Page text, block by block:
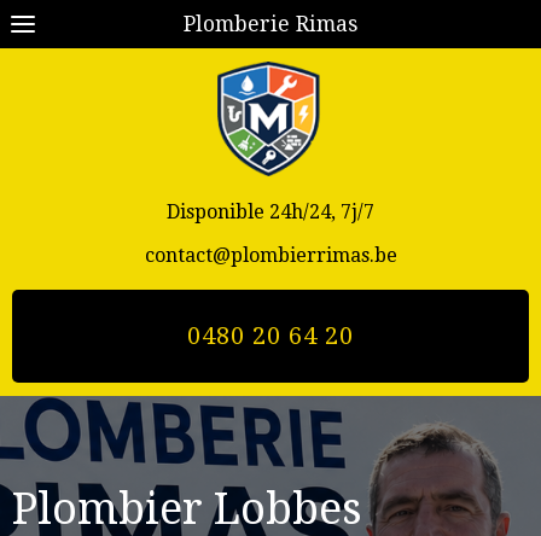
Plomberie Rimas
Disponible 24h/24, 7j/7
contact@plombierrimas.be
0480 20 64 20
Plombier Lobbes